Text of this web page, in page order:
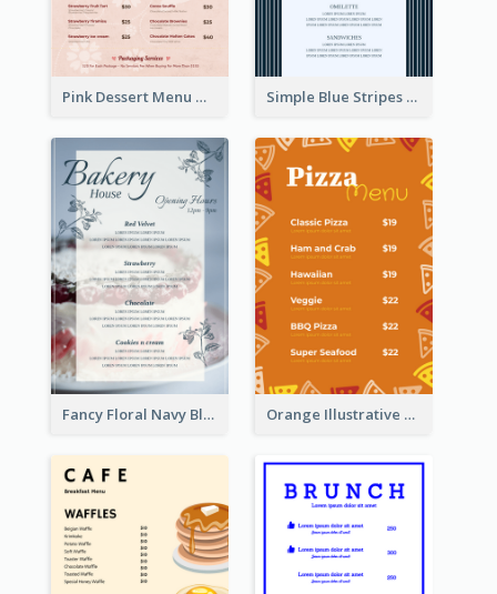
Pink Dessert Menu With Two Column Simple Blue Stripes Patterns Brunch Menu
Fancy Floral Navy Blue Menu Design Orange Illustrative Pizza Restaurant Menu Design